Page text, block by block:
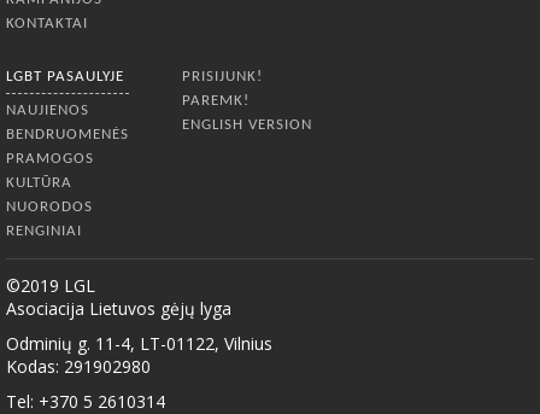
KONTAKTAI
LGBT PASAULYJE
NAUJIENOS
BENDRUOMENĖS
PRAMOGOS
KULTŪRA
NUORODOS
RENGINIAI
PRISIJUNK!
PAREMK!
ENGLISH VERSION
©2019 LGL
Asociacija Lietuvos gėjų lyga
Odminių g. 11-4, LT-01122, Vilnius
Kodas: 291902980
Tel: +370 5 2610314